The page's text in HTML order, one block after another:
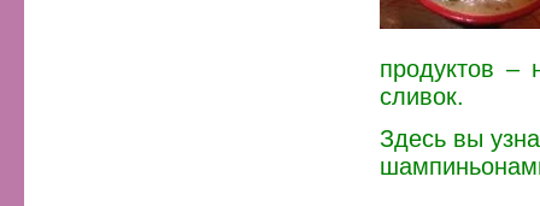
продуктов –
сливок.
Здесь вы